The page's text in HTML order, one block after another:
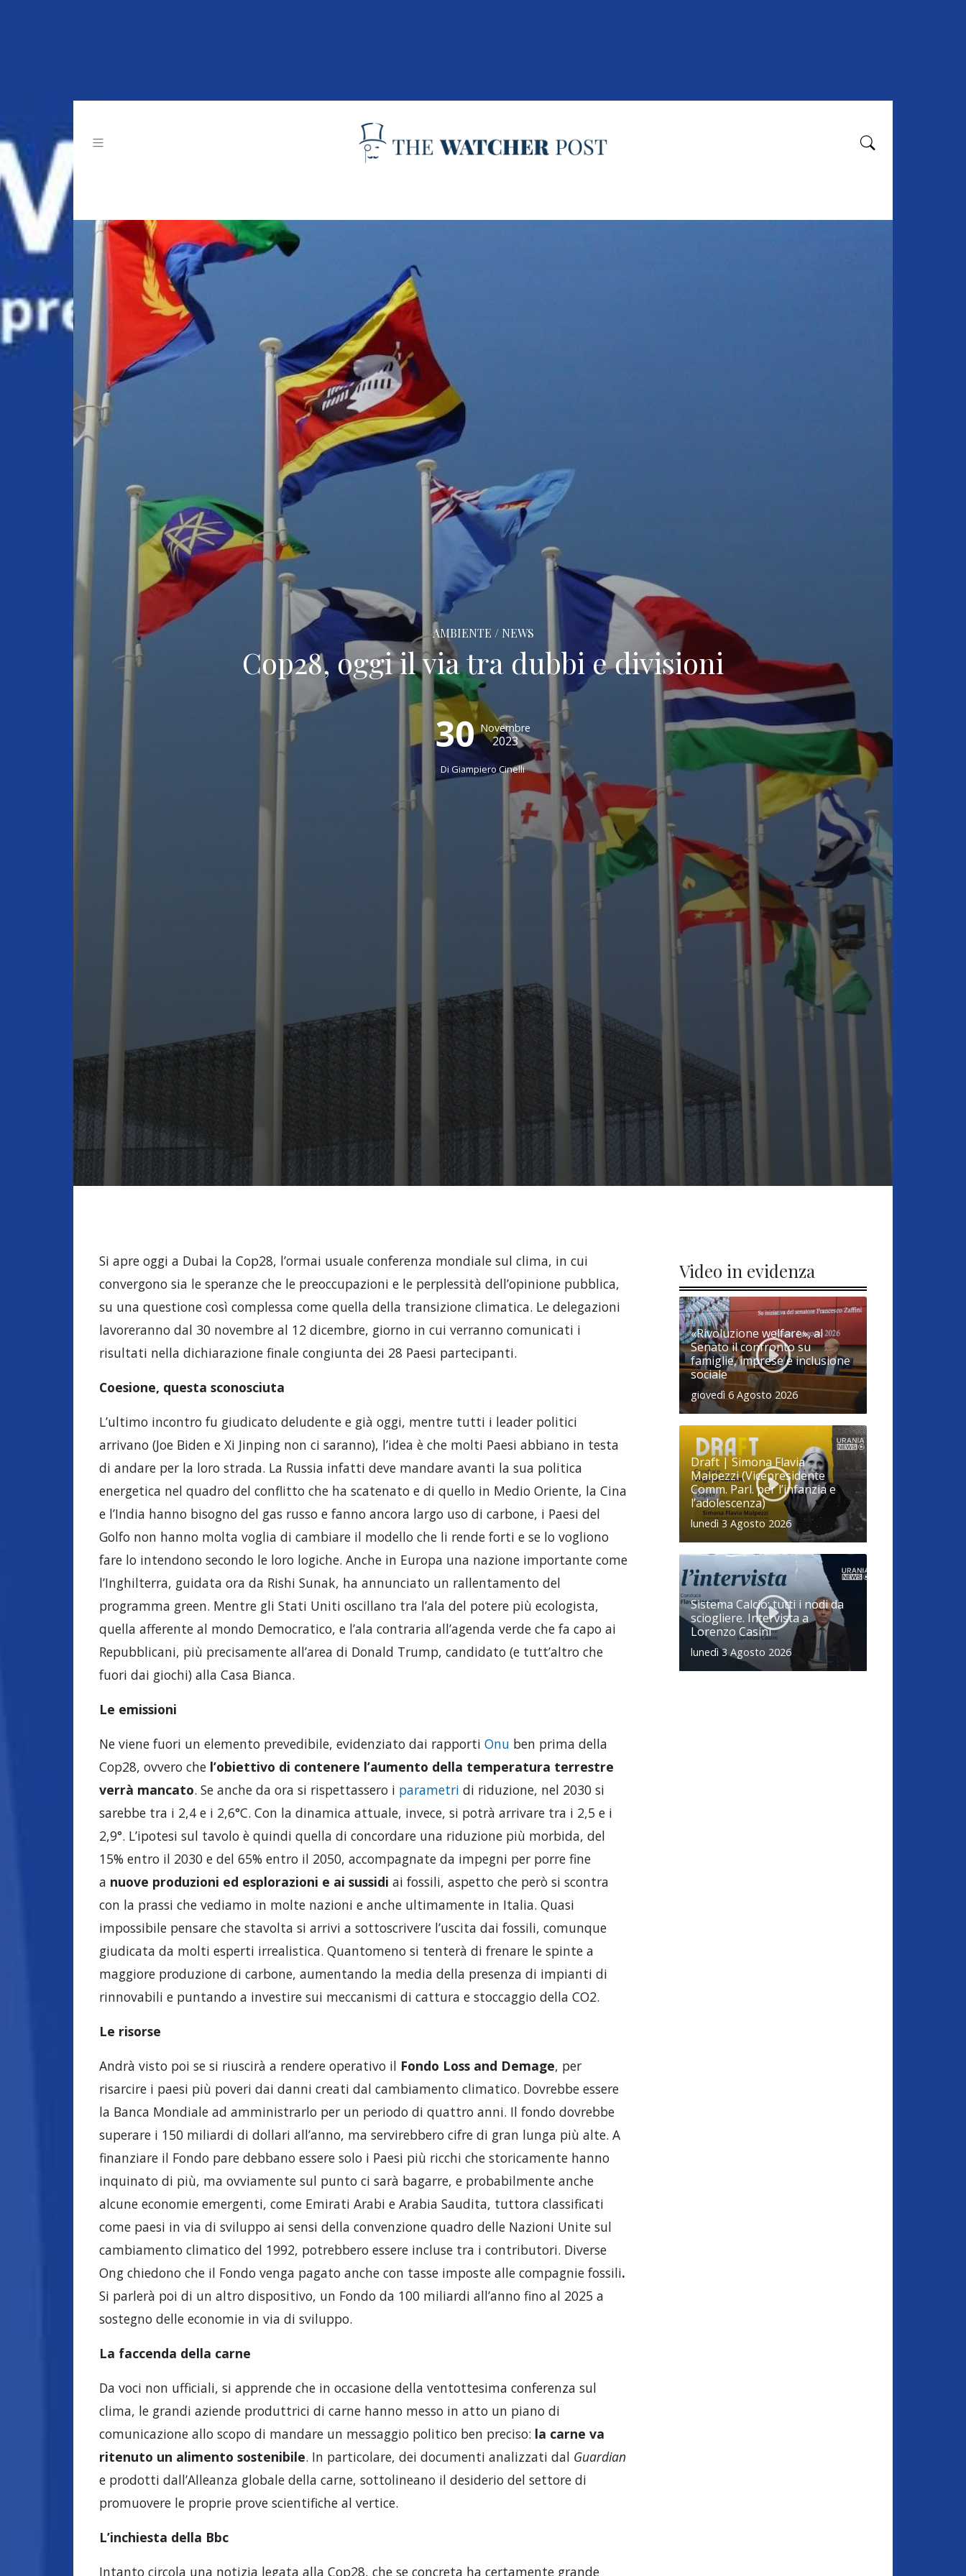
AMBIENTE / NEWS
Cop28, oggi il via tra dubbi e divisioni
30 Novembre
2023
Di Giampiero Cinelli
Si apre oggi a Dubai la Cop28, l’ormai usuale conferenza mondiale sul clima, in cui
convergono sia le speranze che le preoccupazioni e le perplessità dell’opinione pubblica,
su una questione così complessa come quella della transizione climatica. Le delegazioni
lavoreranno dal 30 novembre al 12 dicembre, giorno in cui verranno comunicati i
risultati nella dichiarazione finale congiunta dei 28 Paesi partecipanti.
Coesione, questa sconosciuta
L’ultimo incontro fu giudicato deludente e già oggi, mentre tutti i leader politici
arrivano (Joe Biden e Xi Jinping non ci saranno), l’idea è che molti Paesi abbiano in testa
di andare per la loro strada. La Russia infatti deve mandare avanti la sua politica
energetica nel quadro del conflitto che ha scatenato e di quello in Medio Oriente, la Cina
e l’India hanno bisogno del gas russo e fanno ancora largo uso di carbone, i Paesi del
Golfo non hanno molta voglia di cambiare il modello che li rende forti e se lo vogliono
fare lo intendono secondo le loro logiche. Anche in Europa una nazione importante come
l’Inghilterra, guidata ora da Rishi Sunak, ha annunciato un rallentamento del
programma green. Mentre gli Stati Uniti oscillano tra l’ala del potere più ecologista,
quella afferente al mondo Democratico, e l’ala contraria all’agenda verde che fa capo ai
Repubblicani, più precisamente all’area di Donald Trump, candidato (e tutt’altro che
fuori dai giochi) alla Casa Bianca.
Le emissioni
Ne viene fuori un elemento prevedibile, evidenziato dai rapporti Onu ben prima della
Cop28, ovvero che l’obiettivo di contenere l’aumento della temperatura terrestre
verrà mancato. Se anche da ora si rispettassero i parametri di riduzione, nel 2030 si
sarebbe tra i 2,4 e i 2,6°C. Con la dinamica attuale, invece, si potrà arrivare tra i 2,5 e i
2,9°. L’ipotesi sul tavolo è quindi quella di concordare una riduzione più morbida, del
15% entro il 2030 e del 65% entro il 2050, accompagnate da impegni per porre fine
a nuove produzioni ed esplorazioni e ai sussidi ai fossili, aspetto che però si scontra
con la prassi che vediamo in molte nazioni e anche ultimamente in Italia. Quasi
impossibile pensare che stavolta si arrivi a sottoscrivere l’uscita dai fossili, comunque
giudicata da molti esperti irrealistica. Quantomeno si tenterà di frenare le spinte a
maggiore produzione di carbone, aumentando la media della presenza di impianti di
rinnovabili e puntando a investire sui meccanismi di cattura e stoccaggio della CO2.
Le risorse
Andrà visto poi se si riuscirà a rendere operativo il Fondo Loss and Demage, per
risarcire i paesi più poveri dai danni creati dal cambiamento climatico. Dovrebbe essere
la Banca Mondiale ad amministrarlo per un periodo di quattro anni. Il fondo dovrebbe
superare i 150 miliardi di dollari all’anno, ma servirebbero cifre di gran lunga più alte. A
finanziare il Fondo pare debbano essere solo i Paesi più ricchi che storicamente hanno
inquinato di più, ma ovviamente sul punto ci sarà bagarre, e probabilmente anche
alcune economie emergenti, come Emirati Arabi e Arabia Saudita, tuttora classificati
come paesi in via di sviluppo ai sensi della convenzione quadro delle Nazioni Unite sul
cambiamento climatico del 1992, potrebbero essere incluse tra i contributori. Diverse
Ong chiedono che il Fondo venga pagato anche con tasse imposte alle compagnie fossili.
Si parlerà poi di un altro dispositivo, un Fondo da 100 miliardi all’anno fino al 2025 a
sostegno delle economie in via di sviluppo.
La faccenda della carne
Da voci non ufficiali, si apprende che in occasione della ventottesima conferenza sul
clima, le grandi aziende produttrici di carne hanno messo in atto un piano di
comunicazione allo scopo di mandare un messaggio politico ben preciso: la carne va
ritenuto un alimento sostenibile. In particolare, dei documenti analizzati dal Guardian
e prodotti dall’Alleanza globale della carne, sottolineano il desiderio del settore di
promuovere le proprie prove scientifiche al vertice.
L’inchiesta della Bbc
Intanto circola una notizia legata alla Cop28, che se concreta ha certamente grande
Video in evidenza
«Rivoluzione welfare», al
Senato il confronto su
famiglie, imprese e inclusione
sociale
giovedì 6 Agosto 2026
Draft | Simona Flavia
Malpezzi (Vicepresidente
Comm. Parl. per l’infanzia e
l’adolescenza)
lunedì 3 Agosto 2026
Sistema Calcio: tutti i nodi da
sciogliere. Intervista a
Lorenzo Casini
lunedì 3 Agosto 2026